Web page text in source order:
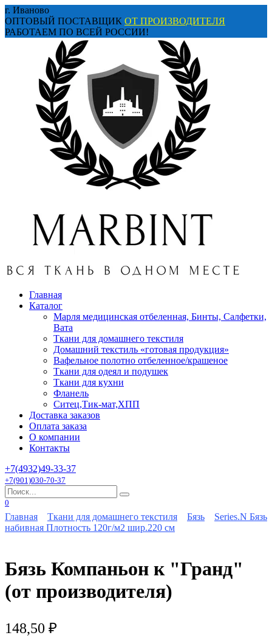
Перейти
к
содержанию
г. Иваново
ОПТОВЫЙ ПОСТАВЩИК ОТ ПРОИЗВОДИТЕЛЯ
РАБОТАЕМ ПО ВСЕЙ РОССИИ!
Главная
Каталог
Марля медицинская отбеленная, Бинты, Салфетки,
Вата
Ткани для домашнего текстиля
Домашний текстиль «готовая продукция»
Вафельное полотно отбеленное/крашеное
Ткани для одеял и подушек
Ткани для кухни
Фланель
Ситец,Тик-мат,ХПП
Доставка заказов
Оплата заказа
О компании
Контакты
+7(4932)49-33-37
+7(901)030-70-37
Search
for:
0
Главная Ткани для домашнего текстиля Бязь
Series.N Бязь
набивная Плотность 120г/м2 шир.220 см
Бязь Компаньон к "Гранд"
(от производителя)
148,50 ₽